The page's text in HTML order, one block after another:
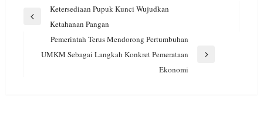
Navigasi
Previous
Ketersediaan Pupuk Kunci Wujudkan
Ketahanan Pangan
Pemerintah Terus Mendorong Pertumbuhan
UMKM Sebagai Langkah Konkret Pemerataan
Ekonomi